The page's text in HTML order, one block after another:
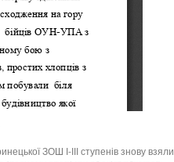
ЗОШ І-ІІІ ступенів знову взяли